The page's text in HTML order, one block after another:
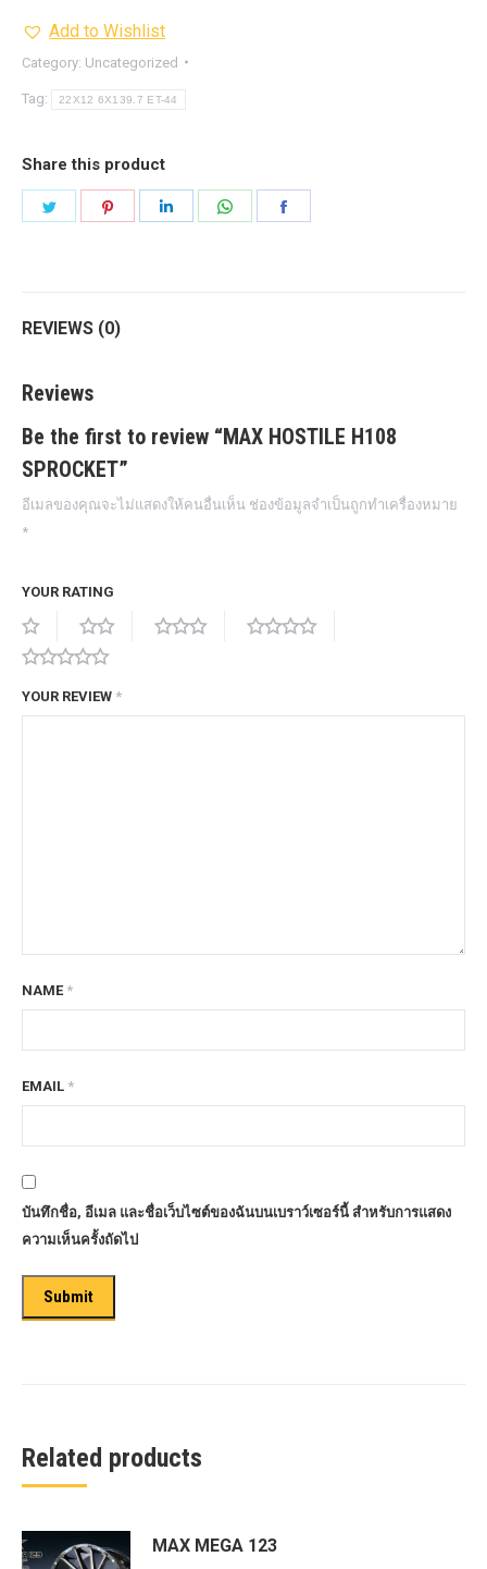
Add to Wishlist
Category: Uncategorized
Tag: 22X12 6X139.7 ET-44
Share this product
REVIEWS (0)
Reviews
Be the first to review “MAX HOSTILE H108
SPROCKET”
อีเมลของคุณจะไม่แสดงให้คนอื่นเห็น ช่องข้อมูลจำเป็นถูกทำเครื่องหมาย
*
YOUR RATING
YOUR REVIEW *
NAME *
EMAIL *
บันทึกชื่อ, อีเมล และชื่อเว็บไซต์ของฉันบนเบราว์เซอร์นี้ สำหรับการแสดง
ความเห็นครั้งถัดไป
Related products
MAX MEGA 123